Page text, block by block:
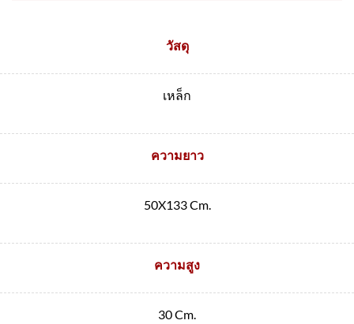
วัสดุ
เหล็ก
ความยาว
50X133 Cm.
ความสูง
30 Cm.